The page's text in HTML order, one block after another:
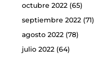
octubre 2022(65)
septiembre 2022(71)
agosto 2022(78)
julio 2022(64)